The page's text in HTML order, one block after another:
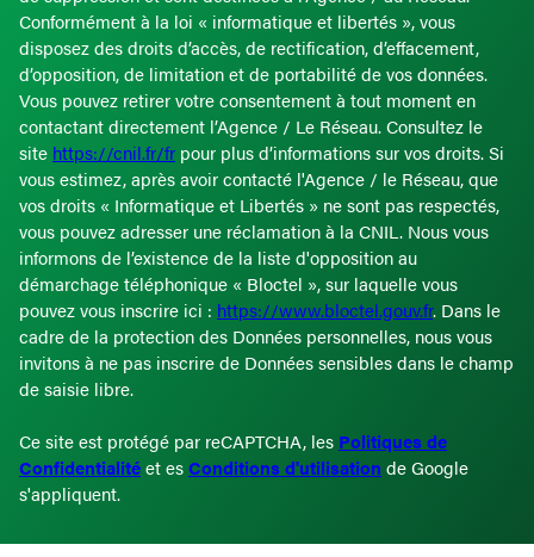
Conformément à la loi « informatique et libertés », vous
disposez des droits d’accès, de rectification, d’effacement,
d’opposition, de limitation et de portabilité de vos données.
Vous pouvez retirer votre consentement à tout moment en
contactant directement l’Agence / Le Réseau. Consultez le
site https://cnil.fr/fr pour plus d’informations sur vos droits. Si
vous estimez, après avoir contacté l'Agence / le Réseau, que
vos droits « Informatique et Libertés » ne sont pas respectés,
vous pouvez adresser une réclamation à la CNIL. Nous vous
informons de l’existence de la liste d'opposition au
démarchage téléphonique « Bloctel », sur laquelle vous
pouvez vous inscrire ici : https://www.bloctel.gouv.fr. Dans le
cadre de la protection des Données personnelles, nous vous
invitons à ne pas inscrire de Données sensibles dans le champ
de saisie libre.
Ce site est protégé par reCAPTCHA, les Politiques de
Confidentialitéet esConditions d'utilisation de Google
s'appliquent.